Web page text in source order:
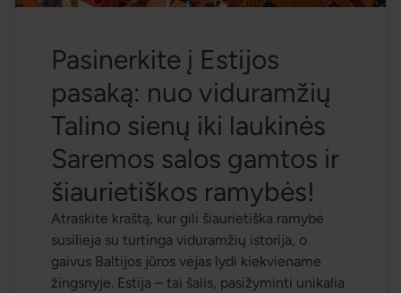
Pasinerkite į Estijos
pasaką: nuo viduramžių
Talino sienų iki laukinės
Saremos salos gamtos ir
šiaurietiškos ramybės!
Atraskite kraštą, kur gili šiaurietiška ramybė
susilieja su turtinga viduramžių istorija, o
gaivus Baltijos jūros vėjas lydi kiekviename
žingsnyje. Estija – tai šalis, pasižyminti unikalia